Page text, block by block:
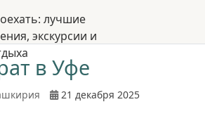
в Уфе
21 декабря 2025